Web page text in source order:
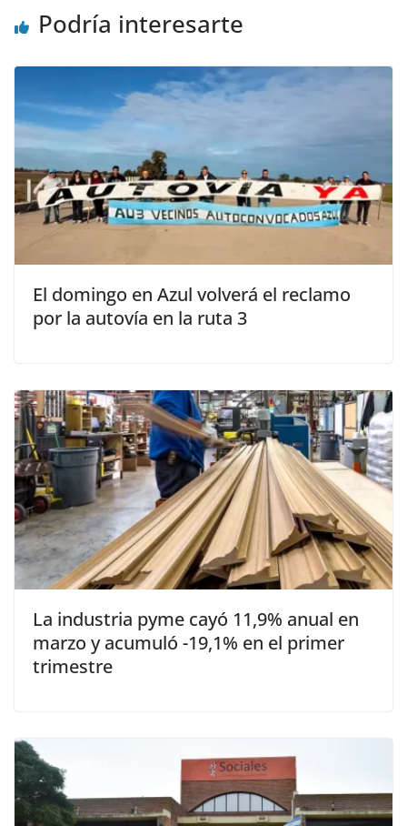
Podría interesarte
El domingo en Azul volverá el reclamo
por la autovía en la ruta 3
La industria pyme cayó 11,9% anual en
marzo y acumuló -19,1% en el primer
trimestre